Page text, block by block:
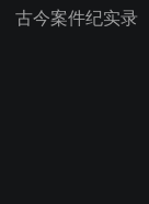
古今案件纪实录